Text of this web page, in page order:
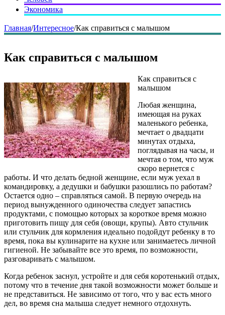
Экономика
Главная/Интересное/Как справиться с малышом
Как справиться с малышом
Как справиться с
малышом
Любая женщина,
имеющая на руках
маленького ребенка,
мечтает о двадцати
минутах отдыха,
поглядывая на часы, и
мечтая о том, что муж
скоро вернется с
работы. И что делать бедной женщине, если муж уехал в
командировку, а дедушки и бабушки разошлись по работам?
Остается одно – справляться самой. В первую очередь на
период вынужденного одиночества следует запастись
продуктами, с помощью которых за короткое время можно
приготовить пищу для себя (овощи, крупы). Авто стульчик
или стульчик для кормления идеально подойдут ребенку в то
время, пока вы кулинарите на кухне или занимаетесь личной
гигиеной. Не забывайте все это время, по возможности,
разговаривать с малышом.
Когда ребенок заснул, устройте и для себя коротенький отдых,
потому что в течение дня такой возможности может больше и
не представиться. Не зависимо от того, что у вас есть много
дел, во время сна малыша следует немного отдохнуть.